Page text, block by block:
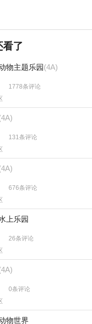
看了
物主题乐园(4A)
1778条评论
131条评论
676条评论
上乐园
26条评论
0条评论
物世界